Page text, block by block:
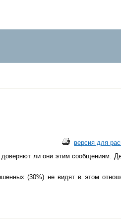
версия для
ли они этим сообщениям.
(30%) не видят в этом